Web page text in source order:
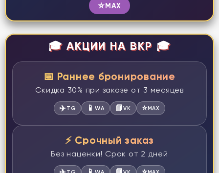
⭐MAX
🎓 АКЦИИ НА ВКР 🎓
📅 Раннее бронирование
Скидка 30% при заказе от 3 месяцев
✈️TG 📱WA 📘VK ⭐MAX
⚡ Срочный заказ
Без наценки! Срок от 2 дней